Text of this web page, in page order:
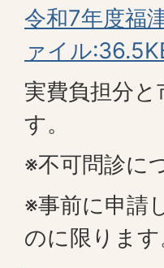
令和7年度福
ァイル
実費負担分
す。
※不可問診に
※事前に申請
のに限ります